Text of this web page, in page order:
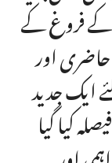
فروغ کے
اور
ایک جدید
کیا گیا